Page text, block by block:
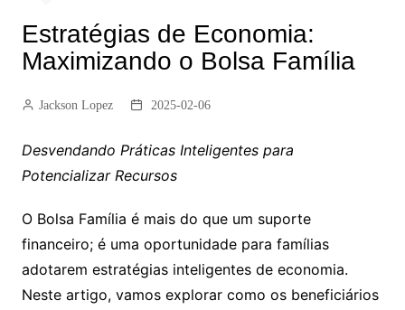
Estratégias de Economia:
Maximizando o Bolsa Família
Jackson Lopez 2025-02-06
Desvendando Práticas Inteligentes para
Potencializar Recursos
O Bolsa Família é mais do que um suporte
financeiro; é uma oportunidade para famílias
adotarem estratégias inteligentes de economia.
Neste artigo, vamos explorar como os beneficiários